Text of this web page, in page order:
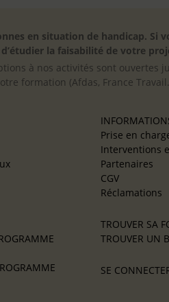
en situation de handicap.
la faisabilité de votre
à nos activités sont
formation (Afdas, France
Prise en
Interventions
Partenaires
CGV
Réclamations
TROUVER SA
TROUVER UN
SE